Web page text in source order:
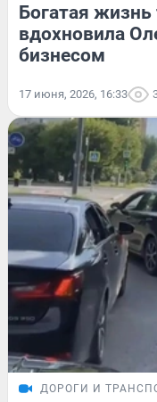
Богатая
вдохновила
бизнесом
17 июня, 2026, 16:33
ДОРОГИ И